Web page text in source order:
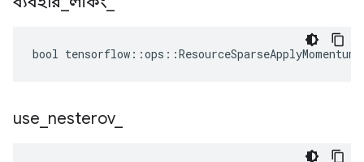
bool
use nesterov_